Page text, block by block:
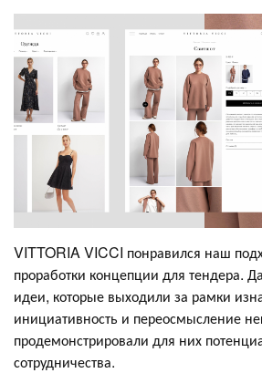
VITTORIA VICCI понравился наш
проработки концепции для тендера.
идеи, которые выходили за рамки
инициативность и переосмысление
продемонстрировали для них
сотрудничества.